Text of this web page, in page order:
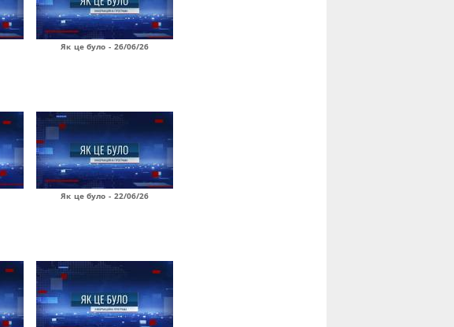
Як це було - 26/06/26
Як це було - 22/06/26